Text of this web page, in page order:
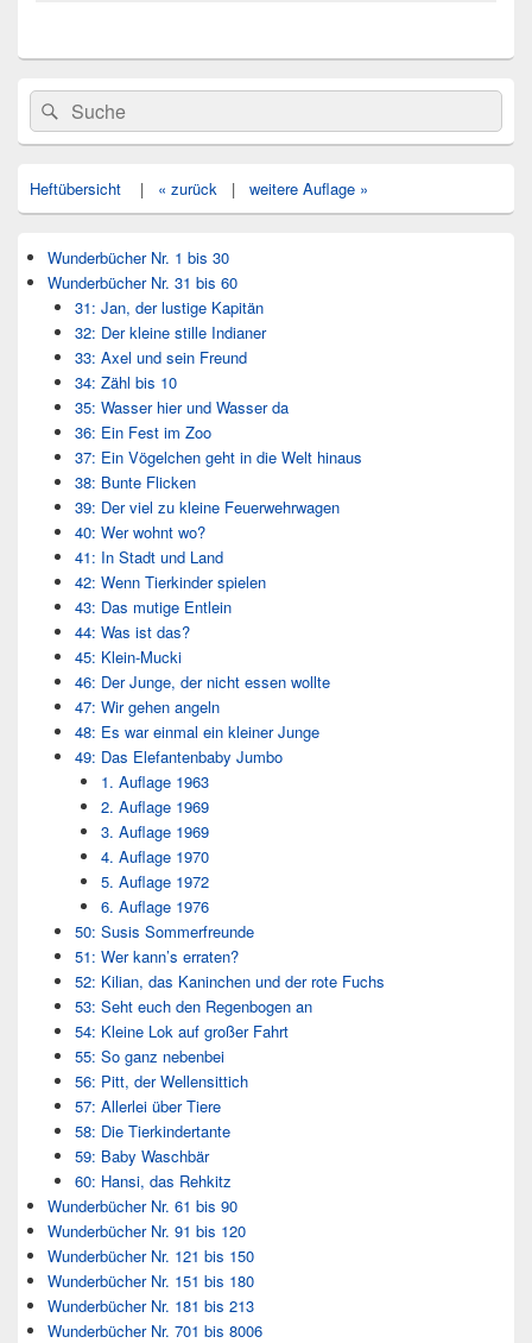
Primärer
Seitenleisten
Widget-
Bereich
Search
for:
Suche
Heftübersicht | « zurück | weitere Auflage »
Wunderbücher Nr. 1 bis 30
Wunderbücher Nr. 31 bis 60
31: Jan, der lustige Kapitän
32: Der kleine stille Indianer
33: Axel und sein Freund
34: Zähl bis 10
35: Wasser hier und Wasser da
36: Ein Fest im Zoo
37: Ein Vögelchen geht in die Welt hinaus
38: Bunte Flicken
39: Der viel zu kleine Feuerwehrwagen
40: Wer wohnt wo?
41: In Stadt und Land
42: Wenn Tierkinder spielen
43: Das mutige Entlein
44: Was ist das?
45: Klein-Mucki
46: Der Junge, der nicht essen wollte
47: Wir gehen angeln
48: Es war einmal ein kleiner Junge
49: Das Elefantenbaby Jumbo
1. Auflage 1963
2. Auflage 1969
3. Auflage 1969
4. Auflage 1970
5. Auflage 1972
6. Auflage 1976
50: Susis Sommerfreunde
51: Wer kann’s erraten?
52: Kilian, das Kaninchen und der rote Fuchs
53: Seht euch den Regenbogen an
54: Kleine Lok auf großer Fahrt
55: So ganz nebenbei
56: Pitt, der Wellensittich
57: Allerlei über Tiere
58: Die Tierkindertante
59: Baby Waschbär
60: Hansi, das Rehkitz
Wunderbücher Nr. 61 bis 90
Wunderbücher Nr. 91 bis 120
Wunderbücher Nr. 121 bis 150
Wunderbücher Nr. 151 bis 180
Wunderbücher Nr. 181 bis 213
Wunderbücher Nr. 701 bis 8006